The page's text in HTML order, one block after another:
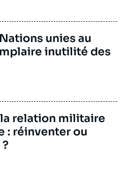
unies au
inutilité des
relation militaire
: réinventer ou